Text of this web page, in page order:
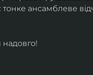
ансамблеве